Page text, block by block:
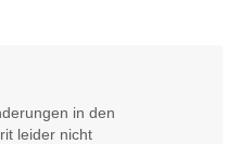
in den
leider nicht